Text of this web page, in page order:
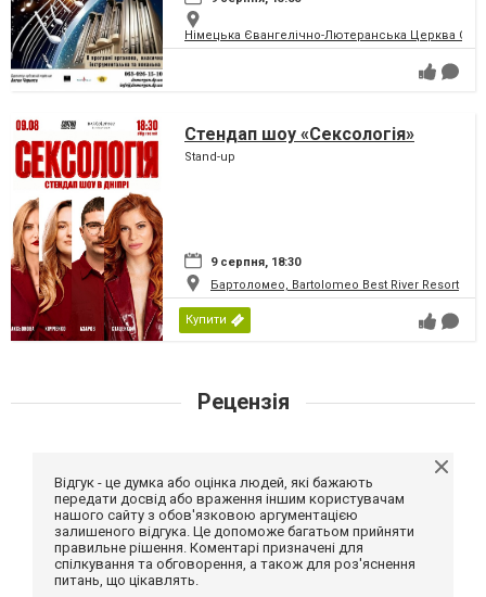
Німецька Євангелічно-Лютеранська Церква
Стендап шоу «Сексологія»
Stand-up
9 серпня, 18:30
Бартоломео, Bartolomeo Best River Resort
Купити
Рецензія
Відгук - це думка або оцінка людей, які бажають
передати досвід або враження іншим користувачам
нашого сайту з обов'язковою аргументацією
залишеного відгука. Це допоможе багатьом прийняти
правильне рішення. Коментарі призначені для
спілкування та обговорення, а також для роз'яснення
питань, що цікавлять.